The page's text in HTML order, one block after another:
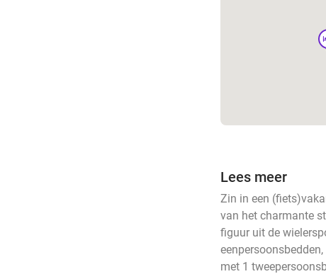
Lees meer
Zin in een
van het charmante
figuur uit de
met 1